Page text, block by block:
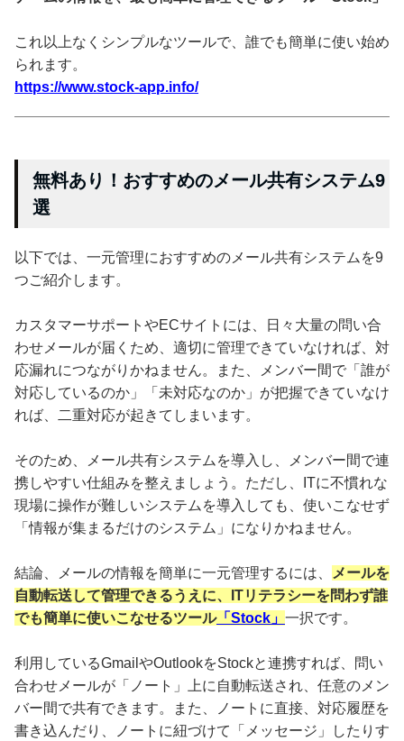
これ以上なくシンプルなツールで、誰でも簡単に使い始め
られます。
https://www.stock-app.info/
無料あり！おすすめのメール共有システム9
選
以下では、一元管理におすすめのメール共有システムを9
つご紹介します。
カスタマーサポートやECサイトには、日々大量の問い合
わせメールが届くため、適切に管理できていなければ、対
応漏れにつながりかねません。また、メンバー間で「誰が
対応しているのか」「未対応なのか」が把握できていなけ
れば、二重対応が起きてしまいます。
そのため、メール共有システムを導入し、メンバー間で連
携しやすい仕組みを整えましょう。ただし、ITに不慣れな
現場に操作が難しいシステムを導入しても、使いこなせず
「情報が集まるだけのシステム」になりかねません。
結論、メールの情報を簡単に一元管理するには、
メールを
自動転送して管理できるうえに、ITリテラシーを問わず誰
でも簡単に使いこなせるツール「Stock」 一択です。
利用しているGmailやOutlookをStockと連携すれば、問い
合わせメールが「ノート」上に自動転送され、任意のメン
バー間で共有できます。また、ノートに直接、対応履歴を
書き込んだり、ノートに紐づけて「メッセージ」したりす